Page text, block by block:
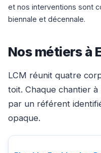
et nos interventions sont
biennale et décennale.
Nos métiers à
LCM réunit quatre
toit. Chaque chantier à
par un référent
opaque.